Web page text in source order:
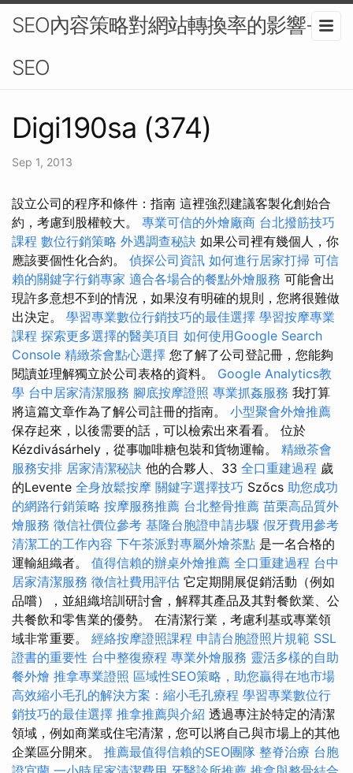
SEO內容策略對網站轉換率的影響-
SEO
Digi190sa (374)
Sep 1, 2013
設立公司的程序和條件：指南 這裡強烈建議客製化創始合
約，考慮到股權較大。 專業可信的外燴廠商 台北撥筋技巧
課程 數位行銷策略 外遇調查秘訣 如果公司裡有幾個人，你
應該要個性化合約。 偵探公司資訊 如何進行居家打掃 可信
賴的關鍵字行銷專家 適合各場合的餐點外燴服務 可能會出
現許多意想不到的情況，如果沒有明確的規則，您將很難做
出決定。 學習專業數位行銷技巧的最佳選擇 學習按摩專業
課程 探索更多選擇的醫美項目 如何使用Google Search
Console 精緻茶會點心選擇 您了解了公司登記冊，您能夠
閱讀並理解獨立於公司表格的資料。 Google Analytics教
學 台中居家清潔服務 腳底按摩證照 專業抓姦服務 我打算
將這篇文章作為了解公司註冊的指南。 小型聚會外燴推薦
保存起來，以後需要的話，可以檢索出來看看。 位於
Kézdivásárhely，從事咖啡糖包裝和貨物運輸。 精緻茶會
服務安排 居家清潔秘訣 他的合夥人、33 全口重建過程 歲
的Levente 全身放鬆按摩 關鍵字選擇技巧 Szőcs 助您成功
的網路行銷策略 按摩服務推薦 台北整骨推薦 苗栗高品質外
燴服務 徵信社價位參考 基隆台胞證申請步驟 假牙費用參考
清潔工的工作內容 下午茶派對專屬外燴茶點 是一名合格的
運輸組織者。 值得信賴的辦桌外燴推薦 全口重建過程 台中
居家清潔服務 徵信社費用評估 它定期開展促銷活動（例如
品嚐），並組織培訓研討會，解釋其產品及其對餐飲業、公
共餐飲和零售業的優勢。 在清潔行業，考慮利基或專業領
域非常重要。 經絡按摩證照課程 申請台胞證照片規範 SSL
證書的重要性 台中整復療程 專業外燴服務 靈活多樣的自助
餐外燴 推拿專業證照 區域性SEO策略，助您贏得在地市場
高效縮小毛孔的解決方案：縮小毛孔療程 學習專業數位行
銷技巧的最佳選擇 推拿推薦與介紹 透過專注於特定的清潔
領域，例如商業或住宅清潔，您可以將自己與市場上的其他
企業區分開來。 推薦最值得信賴的SEO團隊 整脊治療 台胞